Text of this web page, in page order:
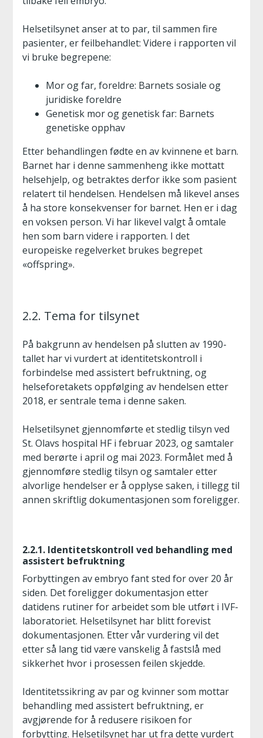
Helsetilsynet anser at to par, til sammen fire
pasienter, er feilbehandlet: Videre i rapporten vil
vi bruke begrepene:
Mor og far, foreldre: Barnets sosiale og
juridiske foreldre
Genetisk mor og genetisk far: Barnets
genetiske opphav
Etter behandlingen fødte en av kvinnene et barn.
Barnet har i denne sammenheng ikke mottatt
helsehjelp, og betraktes derfor ikke som pasient
relatert til hendelsen. Hendelsen må likevel anses
å ha store konsekvenser for barnet. Hen er i dag
en voksen person. Vi har likevel valgt å omtale
hen som barn videre i rapporten. I det
europeiske regelverket brukes begrepet
«offspring».
2.2. Tema for tilsynet
På bakgrunn av hendelsen på slutten av 1990-
tallet har vi vurdert at identitetskontroll i
forbindelse med assistert befruktning, og
helseforetakets oppfølging av hendelsen etter
2018, er sentrale tema i denne saken.
Helsetilsynet gjennomførte et stedlig tilsyn ved
St. Olavs hospital HF i februar 2023, og samtaler
med berørte i april og mai 2023. Formålet med å
gjennomføre stedlig tilsyn og samtaler etter
alvorlige hendelser er å opplyse saken, i tillegg til
annen skriftlig dokumentasjonen som foreligger.
2.2.1. Identitetskontroll ved behandling med
assistert befruktning
Forbyttingen av embryo fant sted for over 20 år
siden. Det foreligger dokumentasjon etter
datidens rutiner for arbeidet som ble utført i IVF-
laboratoriet. Helsetilsynet har blitt forevist
dokumentasjonen. Etter vår vurdering vil det
etter så lang tid være vanskelig å fastslå med
sikkerhet hvor i prosessen feilen skjedde.
Identitetssikring av par og kvinner som mottar
behandling med assistert befruktning, er
avgjørende for å redusere risikoen for
forbytting. Helsetilsynet har ut fra dette vurdert